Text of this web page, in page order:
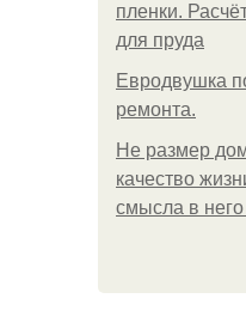
пленки.
для пруда
Евродвушка
ремонта.
Не размер
качество
смысла в